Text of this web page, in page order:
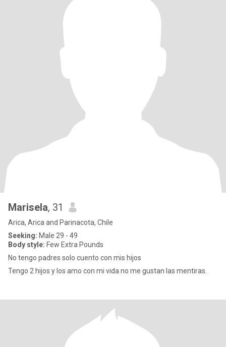
Marisela, 31
Arica, Arica and Parinacota, Chile
Seeking: Male 29 - 49
Body style: Few Extra Pounds
No tengo padres solo cuento con mis hijos
Tengo 2 hijos y los amo con mi vida no me gustan las mentiras.